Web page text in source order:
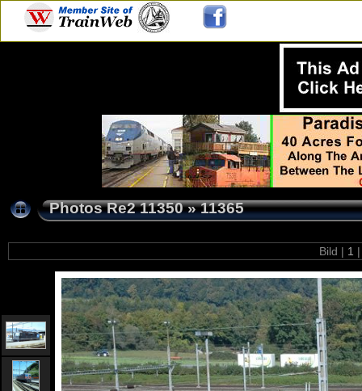
Photos Re2 11350»11365
Bild | 1 |